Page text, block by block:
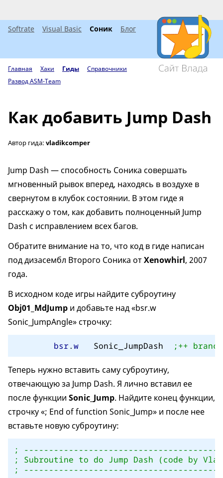
Softrate Visual Basic Соник Блог
Главная Хаки Гиды
Справочники
Развод ASM-Team
Как добавить Jump Dash
Автор гида: vladikcomper
Jump Dash — способность Соника совершать
мгновенный рывок вперед, находясь в воздухе в
свернутом в клубок состоянии. В этом гиде я
расскажу о том, как добавить полноценный Jump
Dash с исправлением всех багов.
Обратите внимание на то, что код в гиде написан
под дизасембл Второго Соника отXenowhirl, 2007
года.
В исходном коде игры найдите суброутину
Obj01_MdJump и добавьте над «bsr.w
Sonic_JumpAngle» строчку:
bsr.w
   Sonic_JumpDash
;++
Теперь нужно вставить саму суброутину,
отвечающую за Jump Dash. Я лично вставил ее
после функции Sonic_Jump. Найдите конец функции,
строчку «; End of function Sonic_Jump» и после нее
вставьте новую суброутину:
;
; Subroutine to do Jump Dash (code by
;